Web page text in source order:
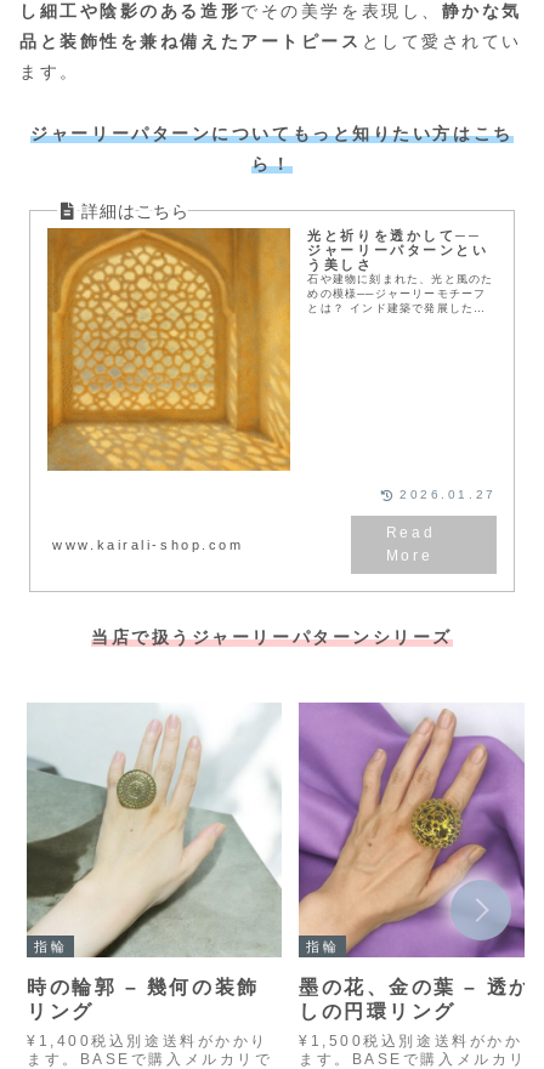
し細工や陰影のある造形でその美学を表現し、 静かな気
品と装飾性を兼ね備えたアートピース として愛されてい
ます。
ジャーリーパターンについてもっと知りたい方はこち
ら！
光と祈りを透かして──
ジャーリーパターンとい
う美しさ
石や建物に刻まれた、光と風のた
めの模様──ジャーリーモチーフ
とは？ インド建築で発展した透
www.kairali-shop.com
2026.01.27
当店で扱うジャーリーパターンシリーズ
指輪
時の輪郭 – 幾何の装飾
リング
¥1,400税込別途送料がかかり
ます。BASEで購入メルカリで
指輪
墨の花、金の葉 – 透か
しの円環リング
¥1,500税込別途送料がかかり
ます。BASEで購入メルカリで